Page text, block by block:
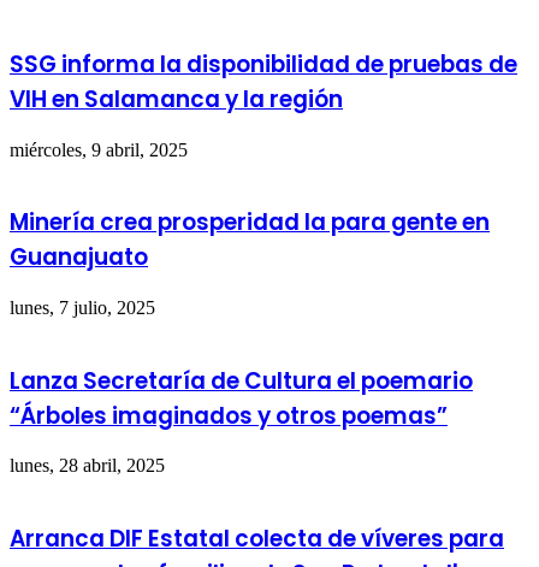
SSG informa la disponibilidad de pruebas de
VIH en Salamanca y la región
miércoles, 9 abril, 2025
Minería crea prosperidad la para gente en
Guanajuato
lunes, 7 julio, 2025
Lanza Secretaría de Cultura el poemario
“Árboles imaginados y otros poemas”
lunes, 28 abril, 2025
Arranca DIF Estatal colecta de víveres para